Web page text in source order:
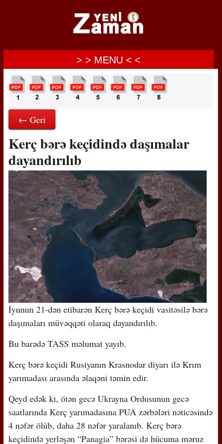
> > MENU < <
← Geri
Kerç bərə keçidində daşımalar
dayandırılıb
İyunun 21-dən etibarən Kerç bərə keçidi vasitəsilə bərə
daşımaları müvəqqəti olaraq dayandırılıb.
Bu barədə TASS məlumat yayıb.
Kerç bərə keçidi Rusiyanın Krasnodar diyarı ilə Krım
yarımadası arasında əlaqəni təmin edir.
Qeyd edək ki, ötən gecə Ukrayna Ordusunun gecə
saatlarında Kerç yarımadasına PUA zərbələri nəticəsində
4 nəfər ölüb, daha 28 nəfər yaralanıb. Kerç bərə
keçidində yerləşən “Panagia” bərəsi də hücuma məruz